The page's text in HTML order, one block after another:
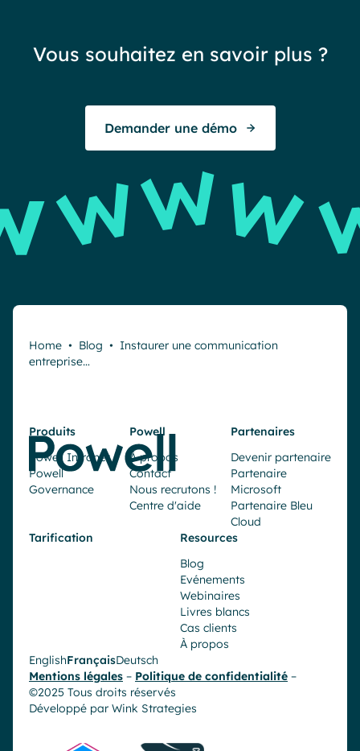
Vous souhaitez en savoir plus ?
Demander une démo
Home • Blog • Instaurer une communication
entreprise…
Produits
Powell Intranet
Powell
Governance
Powell
À propos
Contact
Nous recrutons !
Centre d'aide
Partenaires
Devenir partenaire
Partenaire
Microsoft
Partenaire Bleu
Cloud
Tarification
Resources
Blog
Evénements
Webinaires
Livres blancs
Cas clients
À propos
EnglishFrançaisDeutsch
Mentions légales – Politique de confidentialité –
©2025 Tous droits réservés
Développé par Wink Strategies